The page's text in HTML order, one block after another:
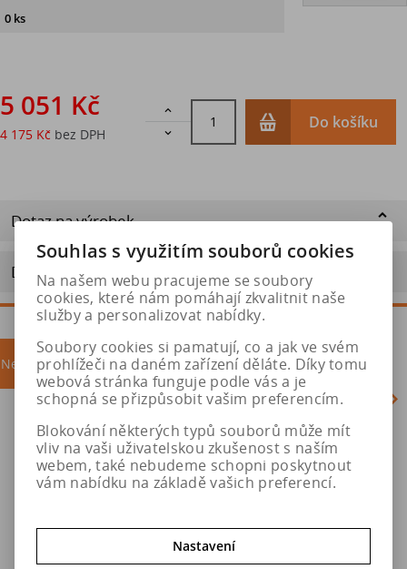
0 ks
5 051 Kč
4 175 Kč bez DPH


Do košíku
Dotaz na výrobek
Doporučit výrobek
Nejprodávanější akce
Akce
Souhlas s využitím souborů cookies
Na našem webu pracujeme se soubory
cookies, které nám pomáhají zkvalitnit naše
služby a personalizovat nabídky.
Soubory cookies si pamatují, co a jak ve svém
prohlížeči na daném zařízení děláte. Díky tomu
webová stránka funguje podle vás a je
schopná se přizpůsobit vašim preferencím.
Blokování některých typů souborů může mít
vliv na vaši uživatelskou zkušenost s naším
webem, také nebudeme schopni poskytnout
vám nabídku na základě vašich preferencí.
Nastavení